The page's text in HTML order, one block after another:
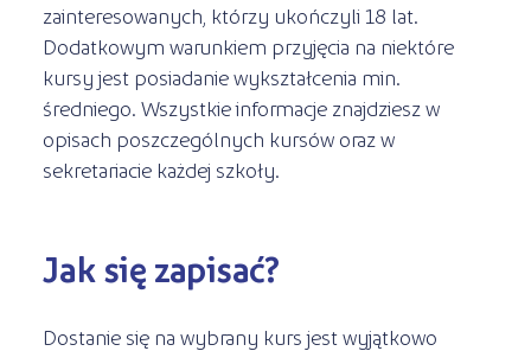
zainteresowanych, którzy ukończyli 18 lat.
Dodatkowym warunkiem przyjęcia na niektóre
kursy jest posiadanie wykształcenia min.
średniego. Wszystkie informacje znajdziesz w
opisach poszczególnych kursów oraz w
sekretariacie każdej szkoły.
Jak się zapisać?
Dostanie się na wybrany kurs jest wyjątkowo